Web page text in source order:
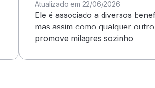
Atualizado em 22/06/2026
Ele é associado a diversos
mas assim como qualquer
promove milagres sozinho